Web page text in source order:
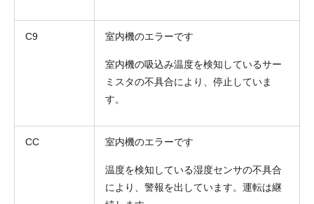
C9 室内機のエラーです
室内機の吸込み温度を検知しているサー
ミスタの不具合により、停止していま
す。
CC 室内機のエラーです
温度を検知している湿度センサの不具合
により、警報を出しています。運転は継
お問合せ内容 工事お見積り依頼
その他
メッセージ